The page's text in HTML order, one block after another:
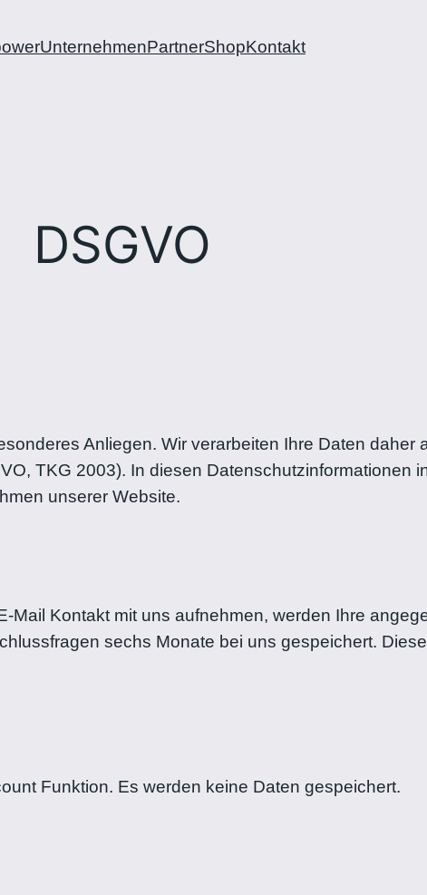
UnternehmenPartnerShopKontakt
DSGVO
Anliegen. Wir verarbeiten Ihre Daten daher
TKG 2003). In diesen Datenschutzinformationen
unserer Website.
Mail Kontakt mit uns aufnehmen, werden Ihre
sechs Monate bei uns gespeichert.
Funktion. Es werden keine Daten gespeichert.